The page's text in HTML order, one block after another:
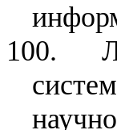
100.